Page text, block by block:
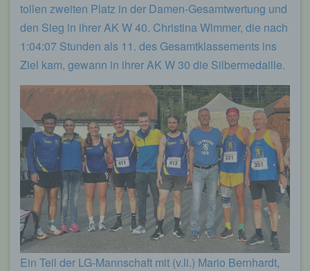
tollen zweiten Platz in der Damen-Gesamtwertung und
den Sieg in ihrer AK W 40. Christina Wimmer, die nach
1:04:07 Stunden als 11. des Gesamtklassements ins
Ziel kam, gewann in ihrer AK W 30 die Silbermedaille.
Ein Teil der LG-Mannschaft mit (v.li.) Mario Bernhardt,